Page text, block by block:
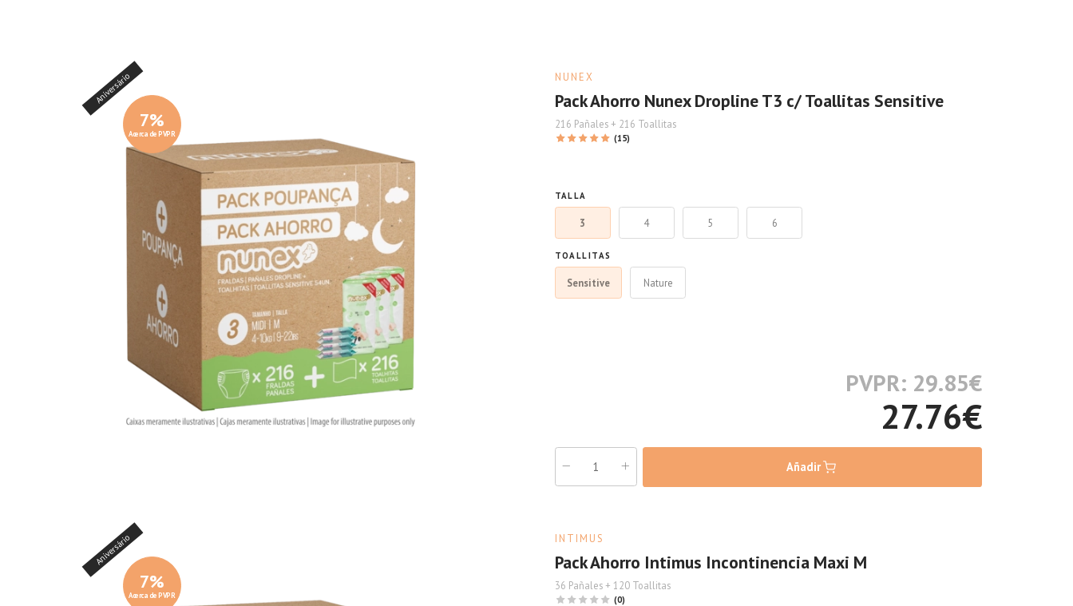
7%
Acerca de PVPR
Aniversário NUNEX
Pack Ahorro Nunex Dropline T3 c/ Toallitas Sensitive
216 Pañales + 216 Toallitas
(15)
TALLA
3 4 5 6
TOALLITAS
Sensitive Nature
PVPR: 29.85€
27.76€
Añadir
7%
Acerca de PVPR
Aniversário INTIMUS
Pack Ahorro Intimus Incontinencia Maxi M
36 Pañales + 120 Toallitas
(0)